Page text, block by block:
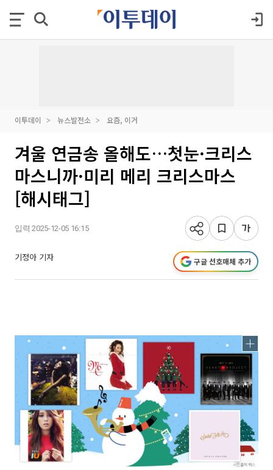
이투데이 뉴스발전소 요즘, 이거
겨울 연금송 올해도…첫눈·크리스
마스니까·미리 메리 크리스마스
[해시태그]
입력 2025-12-05 16:15
기정아 기자 구글 선호매체 추가